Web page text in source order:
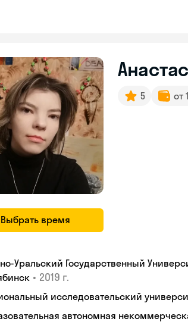
Выбрать время
5 от
Уральский Государственный
• 2019 г.
исследовательский
автономная